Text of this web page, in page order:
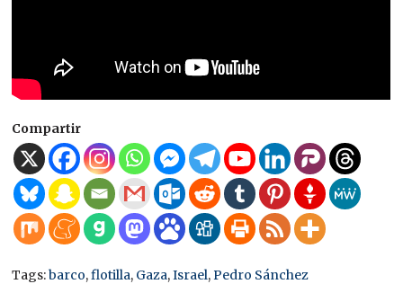
Compartir
Tags:barco,flotilla, Gaza,Israel,Pedro Sánchez